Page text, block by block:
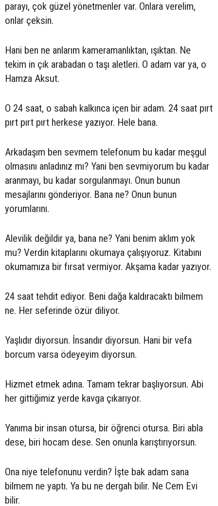
parayı, çok güzel yönetmenler var. Onlara verelim,
onlar çeksin.
Hani ben ne anlarım kameramanlıktan, ışıktan. Ne
tekim in çık arabadan o taşı aletleri. O adam var ya, o
Hamza Aksut.
O 24 saat, o sabah kalkınca içen bir adam. 24 saat pırt
pırt pırt pırt herkese yazıyor. Hele bana.
Arkadaşım ben sevmem telefonum bu kadar meşgul
olmasını anladınız mı? Yani ben sevmiyorum bu kadar
aranmayı, bu kadar sorgulanmayı. Onun bunun
mesajlarını gönderiyor. Bana ne? Onun bunun
yorumlarını.
Alevilik değildir ya, bana ne? Yani benim aklım yok
mu? Verdin kitaplarını okumaya çalışıyoruz. Kitabını
okumamıza bir fırsat vermiyor. Akşama kadar yazıyor.
24 saat tehdit ediyor. Beni dağa kaldıracaktı bilmem
ne. Her seferinde özür diliyor.
Yaşlıdır diyorsun. İnsandır diyorsun. Hani bir vefa
borcum varsa ödeyeyim diyorsun.
Hizmet etmek adına. Tamam tekrar başlıyorsun. Abi
her gittiğimiz yerde kavga çıkarıyor.
Yanıma bir insan otursa, bir öğrenci otursa. Biri abla
dese, biri hocam dese. Sen onunla karıştırıyorsun.
Ona niye telefonunu verdin? İşte bak adam sana
bilmem ne yaptı. Ya bu ne dergah bilir. Ne Cem Evi
bilir.